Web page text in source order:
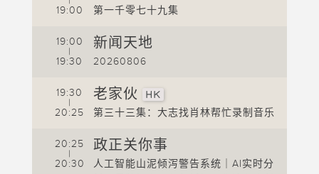
19:00
第一千零七十九集
19:00
|
19:30
新闻天地
20260806
19:30
|
20:25
老家伙
第三十三集：大志找肖林帮忙录制音乐
20:25
|
20:30
政正关你事
人工智能山泥倾泻警告系统｜AI实时分